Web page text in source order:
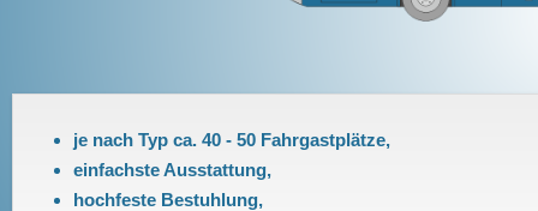
je nach Typ ca. 40 - 50 Fahrgastplätze,
einfachste Ausstattung,
hochfeste Bestuhlung,